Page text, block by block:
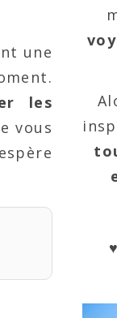
une
les
vous